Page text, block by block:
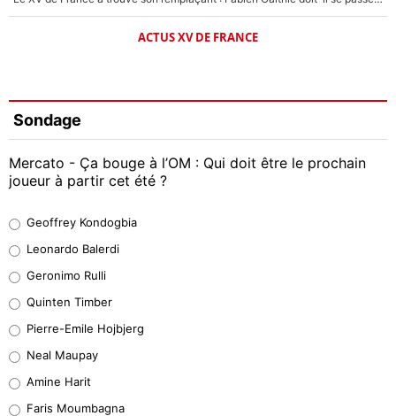
ACTUS XV DE FRANCE
Sondage
Mercato - Ça bouge à l’OM : Qui doit être le prochain
joueur à partir cet été ?
38%
32%
5%
1%
Geoffrey Kondogbia
Leonardo Balerdi
Geronimo Rulli
Quinten Timber
Pierre-Emile Hojbjerg
Neal Maupay
Amine Harit
Faris Moumbagna